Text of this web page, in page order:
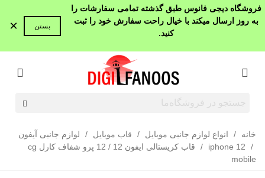
فروشگاه دیجی فانوس طبق گذشته تمامی سفارشات را
به روز ارسال میکند با خیال راحت سفارش خود را ثبت
کنید.
بستن ×
خانه / انواع لوازم جانبی موبایل / قاب موبایل /
لوازم جانبی آیفون
/
12 iphone
/
قاب کریستالی ایفون 12 / 12 پرو شفاف کارل cg
mobile